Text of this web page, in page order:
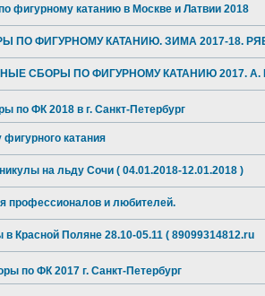
фигурному катанию в Москве и Латвии 2018
ПО ФИГУРНОМУ КАТАНИЮ. ЗИМА 2017-18.
СБОРЫ ПО ФИГУРНОМУ КАТАНИЮ 2017.
по ФК 2018 в г. Санкт-Петербург
фигурного катания
на льду Сочи ( 04.01.2018-12.01.2018 )
профессионалов и любителей.
Красной Поляне 28.10-05.11 ( 89099314812.ru
по ФК 2017 г. Санкт-Петербург